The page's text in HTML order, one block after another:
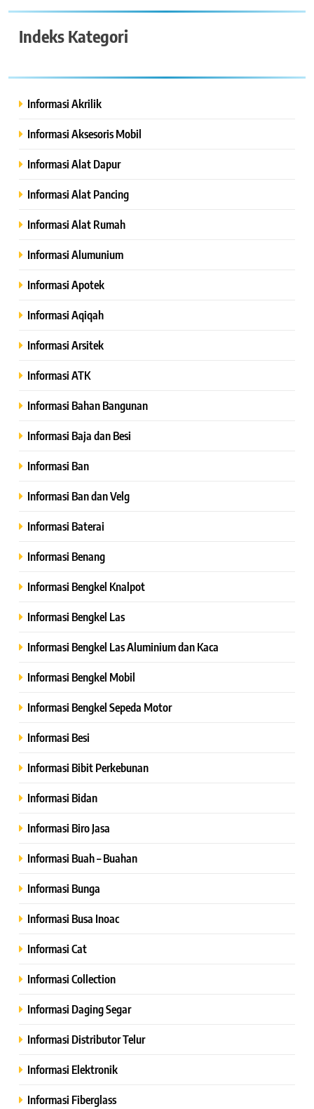
Indeks Kategori
Informasi Akrilik
Informasi Aksesoris Mobil
Informasi Alat Dapur
Informasi Alat Pancing
Informasi Alat Rumah
Informasi Alumunium
Informasi Apotek
Informasi Aqiqah
Informasi Arsitek
Informasi ATK
Informasi Bahan Bangunan
Informasi Baja dan Besi
Informasi Ban
Informasi Ban dan Velg
Informasi Baterai
Informasi Benang
Informasi Bengkel Knalpot
Informasi Bengkel Las
Informasi Bengkel Las Aluminium dan Kaca
Informasi Bengkel Mobil
Informasi Bengkel Sepeda Motor
Informasi Besi
Informasi Bibit Perkebunan
Informasi Bidan
Informasi Biro Jasa
Informasi Buah – Buahan
Informasi Bunga
Informasi Busa Inoac
Informasi Cat
Informasi Collection
Informasi Daging Segar
Informasi Distributor Telur
Informasi Elektronik
Informasi Fiberglass